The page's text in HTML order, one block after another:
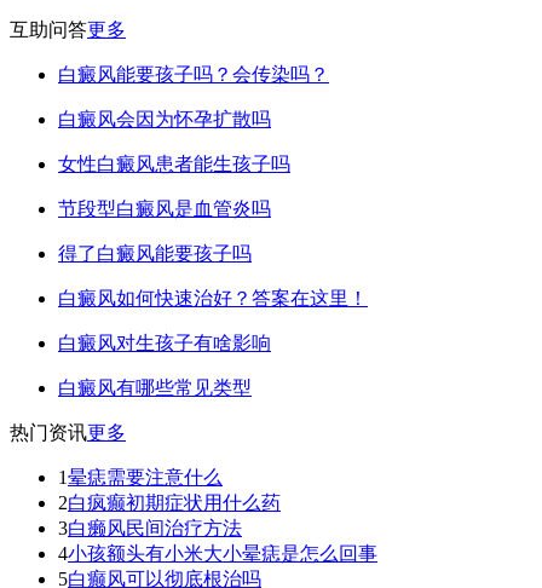
互助问答更多
白癜风能要孩子吗？会传染吗？
白癜风会因为怀孕扩散吗
女性白癜风患者能生孩子吗
节段型白癜风是血管炎吗
得了白癜风能要孩子吗
白癜风如何快速治好？答案在这里！
白癜风对生孩子有啥影响
白癜风有哪些常见类型
热门资讯更多
1晕痣需要注意什么
2白疯癫初期症状用什么药
3白癞风民间治疗方法
4小孩额头有小米大小晕痣是怎么回事
5白癫风可以彻底根治吗